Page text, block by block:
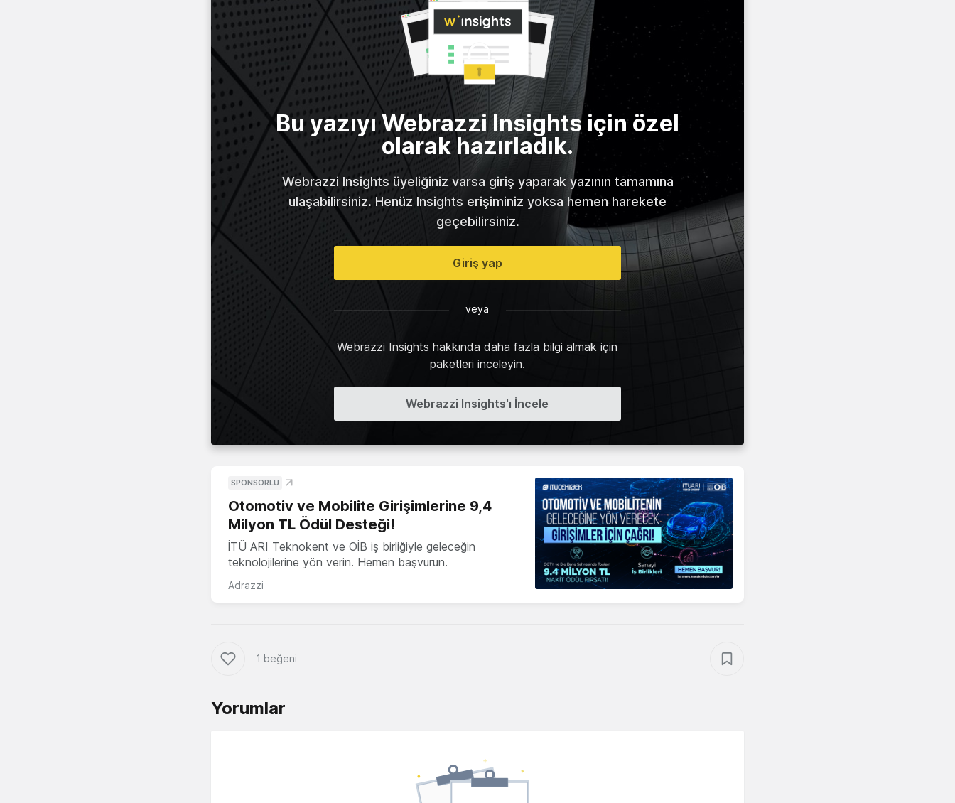
Bu yazıyı Webrazzi Insights için özel
olarak hazırladık.
Webrazzi Insights üyeliğiniz varsa giriş yaparak yazının tamamına
ulaşabilirsiniz. Henüz Insights erişiminiz yoksa hemen harekete
geçebilirsiniz.
Giriş yap
veya
Webrazzi Insights hakkında daha fazla bilgi almak için
paketleri inceleyin.
Webrazzi Insights'ı İncele
SPONSORLU
Otomotiv ve Mobilite Girişimlerine 9,4
Milyon TL Ödül Desteği!
İTÜ ARI Teknokent ve OİB iş birliğiyle geleceğin
teknolojilerine yön verin. Hemen başvurun.
Adrazzi
1 beğeni
Yorumlar